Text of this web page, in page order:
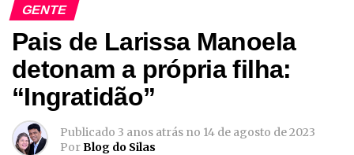
GENTE
Pais de Larissa Manoela
detonam a própria filha:
“Ingratidão”
Publicado 3 anos atrás no 14 de agosto de 2023
PorBlog do Silas